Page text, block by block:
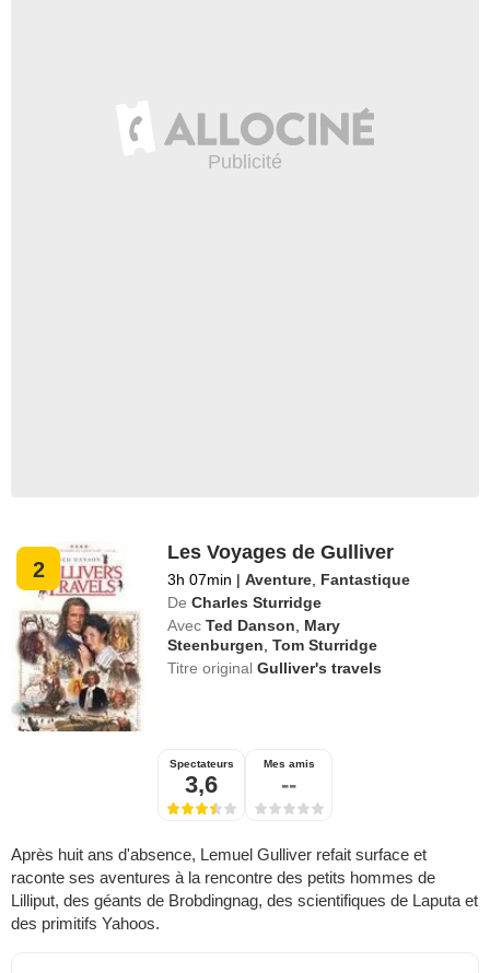
2
Les Voyages de Gulliver
3h 07min | Aventure Fantastique
De Charles Sturridge
Avec Ted Danson
Mary
Steenburgen ,Tom Sturridge
Titre originalGulliver's travels
Spectateurs
3,6
Mes amis
--
Après huit ans d'absence, Lemuel Gulliver refait surface et
raconte ses aventures à la rencontre des petits hommes de
Lilliput, des géants de Brobdingnag, des scientifiques de Laputa et
des primitifs Yahoos.